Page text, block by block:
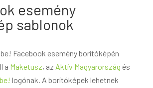
esemény
sablonok
Facebook esemény borítóképén
a Maketusz, az Aktív Magyarország és
logónak. A borítóképek lehetnek